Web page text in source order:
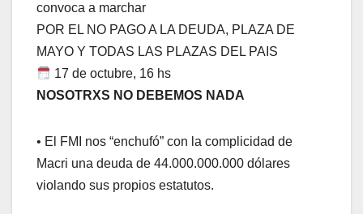
convoca a marchar
POR EL NO PAGO A LA DEUDA, PLAZA DE
MAYO Y TODAS LAS PLAZAS DEL PAIS
17 de octubre, 16 hs
NOSOTRXS NO DEBEMOS NADA
• El FMI nos “enchufó” con la complicidad de
Macri una deuda de 44.000.000.000 dólares
violando sus propios estatutos.